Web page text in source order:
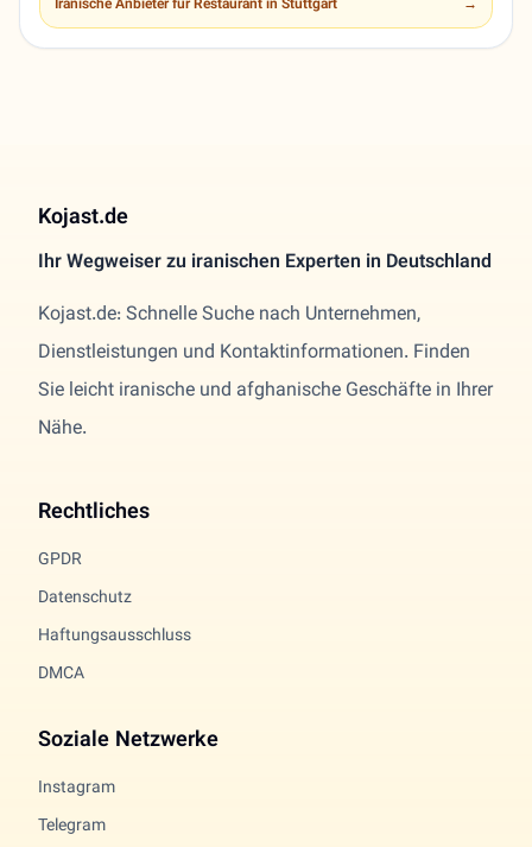
Iranische Anbieter für Restaurant in Stuttgart →
Kojast.de
Ihr Wegweiser zu iranischen Experten in Deutschland
Kojast.de: Schnelle Suche nach Unternehmen,
Dienstleistungen und Kontaktinformationen. Finden
Sie leicht iranische und afghanische Geschäfte in Ihrer
Nähe.
Rechtliches
GPDR
Datenschutz
Haftungsausschluss
DMCA
Soziale Netzwerke
Instagram
Telegram